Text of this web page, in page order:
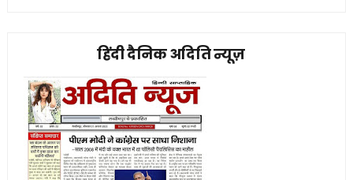
हिंदी दैनिक अदिति न्यूज़